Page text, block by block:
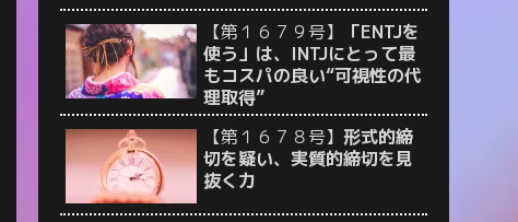
【第１６７９号】
「ENTJを
使う」は、INTJにとって最
もコスパの良い“可視性の代
理取得”
【第１６７８号】 形式的締
切を疑い、実質的締切を見
抜く力